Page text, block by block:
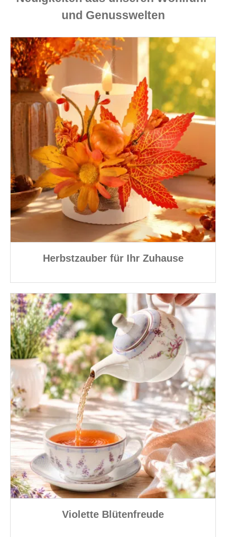
und Genusswelten
Herbstzauber für Ihr Zuhause
Violette Blütenfreude